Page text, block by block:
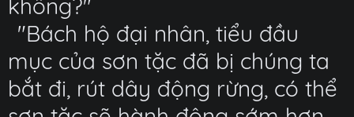
không?"
"Bách hộ đại nhân, tiểu đầu
mục của sơn tặc đã bị chúng ta
bắt đi, rút dây động rừng, có thể